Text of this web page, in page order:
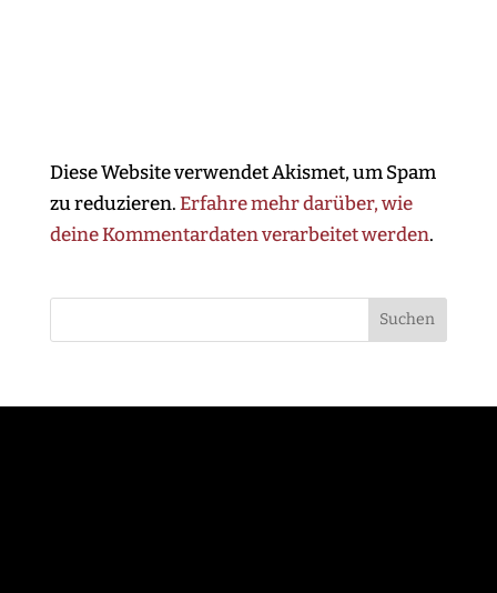
Diese Website verwendet Akismet, um Spam
zu reduzieren.Erfahre mehr darüber, wie
deine Kommentardaten verarbeitet werden.